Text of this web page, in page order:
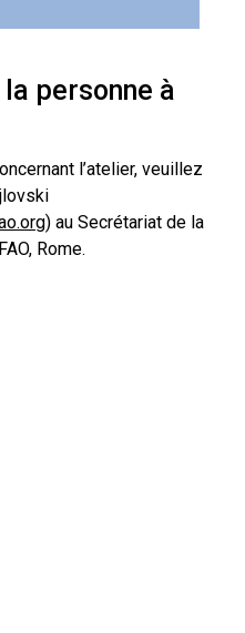
personne à
l’atelier, veuillez
) au Secrétariat de la
Rome.